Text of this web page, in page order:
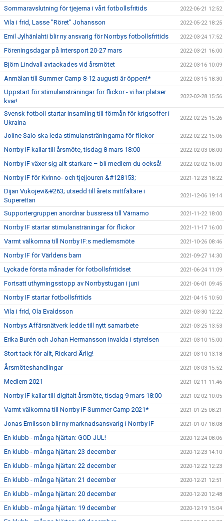
Sommaravslutning för tjejerna i vårt fotbollsfritids 2022-06-21 12:52
Vila i frid, Lasse "Röret" Johansson 2022-05-22 18:25
Emil Jylhänlahti blir ny ansvarig för Norrbys fotbollsfritids 2022-03-24 17:52
Föreningsdagar på Intersport 20-27 mars 2022-03-21 16:00
Björn Lindvall avtackades vid årsmötet 2022-03-16 10:09
Anmälan till Summer Camp 8-12 augusti är öppen!* 2022-03-15 18:30
Uppstart för stimulansträningar för flickor - vi har platser
kvar!
2022-02-28 15:56
Svensk fotboll startar insamling till förmån för krigsoffer i
Ukraina
2022-02-25 15:26
Joline Salo ska leda stimulansträningarna för flickor 2022-02-22 15:06
Norrby IF kallar till årsmöte, tisdag 8 mars 18:00 2022-02-03 08:00
Norrby IF växer sig allt starkare – bli medlem du också! 2022-02-02 16:00
Norrby IF för Kvinno- och tjejjouren &#128153; 2021-12-23 18:22
Dijan Vukojevi&#263; utsedd till årets mittfältare i
Superettan
2021-12-06 19:14
Supportergruppen anordnar bussresa till Värnamo 2021-11-22 18:00
Norrby IF startar stimulansträningar för flickor 2021-11-17 16:00
Varmt välkomna till Norrby IF:s medlemsmöte 2021-10-26 08:46
Norrby IF för Världens barn 2021-09-27 14:30
Lyckade första månader för fotbollsfritidset 2021-06-24 11:09
Fortsatt uthyrningsstopp av Norrbystugan i juni 2021-06-01 09:45
Norrby IF startar fotbollsfritids 2021-04-15 10:50
Vila i frid, Ola Evaldsson 2021-03-30 12:22
Norrbys Affärsnätverk ledde till nytt samarbete 2021-03-25 13:53
Erika Burén och Johan Hermansson invalda i styrelsen 2021-03-10 15:00
Stort tack för allt, Rickard Ärlig! 2021-03-10 13:18
Årsmöteshandlingar 2021-03-03 15:52
Medlem 2021 2021-02-11 11:46
Norrby IF kallar till digitalt årsmöte, tisdag 9 mars 18:00 2021-02-02 10:05
Varmt välkomna till Norrby IF Summer Camp 2021* 2021-01-25 08:21
Jonas Emilsson blir ny marknadsansvarig i Norrby IF 2021-01-07 18:08
En klubb - många hjärtan: GOD JUL! 2020-12-24 08:06
En klubb - många hjärtan: 23 december 2020-12-23 14:10
En klubb - många hjärtan: 22 december 2020-12-22 12:23
En klubb - många hjärtan: 21 december 2020-12-21 12:51
En klubb - många hjärtan: 20 december 2020-12-20 12:48
En klubb - många hjärtan: 19 december 2020-12-19 15:04